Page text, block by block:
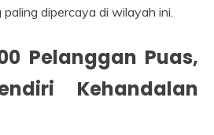
dipercaya di wilayah ini.
Pelanggan Puas,
Kehandalan